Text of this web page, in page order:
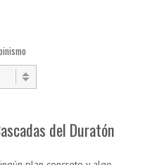
del Duratón